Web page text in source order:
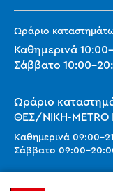
Ωράριο
Καθημερινά 10:00-
Σάββατο 10:00-
Ωράριο
ΘΕΣ/ΝΙΚΗ-METRO
Καθημερινά 09:00-
Σάββατο 09:00-
Ωράριο